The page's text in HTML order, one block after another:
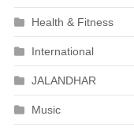
Health & Fitness
International
JALANDHAR
Music